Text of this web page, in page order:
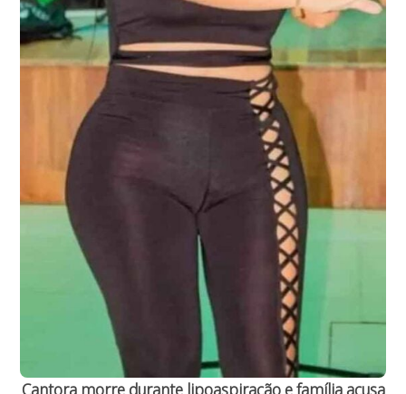
Cantora morre durante lipoaspiração e família acusa